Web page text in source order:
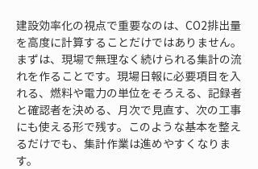
建設効率化の視点で重要なのは、CO2排出量
を高度に計算することだけではありません。
まずは、現場で無理なく続けられる集計の流
れを作ることです。現場日報に必要項目を入
れる、燃料や電力の単位をそろえる、記録者
と確認者を決める、月次で見直す、次の工事
にも使える形で残す。このような基本を整え
るだけでも、集計作業は進めやすくなりま
す。